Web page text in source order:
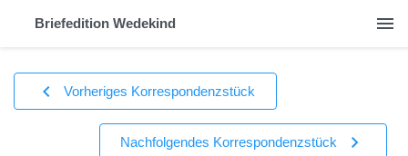
Briefedition Wedekind menu
chevron_left Vorheriges Korrespondenzstück
Nachfolgendes Korrespondenzstück chevron_right